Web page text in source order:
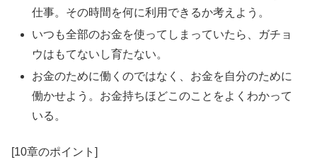
仕事。その時間を何に利用できるか考えよう。
いつも全部のお金を使ってしまっていたら、ガチョ
ウはもてないし育たない。
お金のために働くのではなく、お金を自分のために
働かせよう。お金持ちほどこのことをよくわかって
いる。
[10章のポイント]